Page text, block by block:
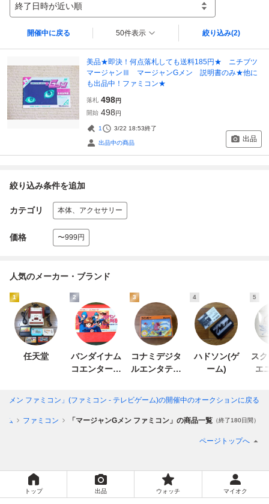
終了日時が近い順
開催中に戻る 50件表示 絞り込み(2)
美品★即決！何点落札しても送料185円★ ニチブツ
マージャンⅢ マージャンGメン 説明書のみ★他に
も出品中！ファミコン★
落札 498円
開始 498円
1 3/22 18:53終了
出品中の商品 出品
絞り込み条件を追加
カテゴリ 本体、アクセサリー
価格 〜999円
人気のメーカー・ブランド
1
任天堂
2
バンダイナム
コエンターテ
3
コナミデジタ
ルエンタテイ
4
ハドソン(ゲ
ーム)
5
ス
エ
Gメン ファミコン」(ファミコン - テレビゲーム)の開催中のオークションに戻る
ム ファミコン 「マージャンGメン ファミコン」の商品一覧 （終了180日間）
ページトップへ
トップ 出品 ウォッチ マイオク